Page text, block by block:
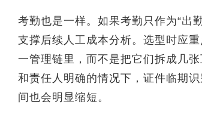
考勤也是一样。如果考勤只作为“出
支撑后续人工成本分析。选型时应
一管理链里，而不是把它们拆成几
和责任人明确的情况下，证件临期
间也会明显缩短。